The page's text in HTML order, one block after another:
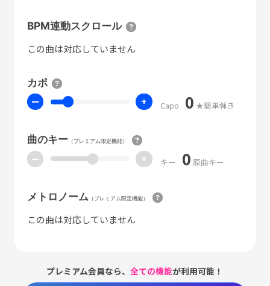
BPM連動スクロール
この曲は対応していません
カポ
ー + Capo 0 ★簡単弾き
曲のキー（プレミアム限定機能）
ー + キー 0 原曲キー
メトロノーム （プレミアム限定機能）
この曲は対応していません
プレミアム会員なら、全ての機能が利用可能！